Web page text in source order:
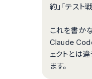
約」「テスト戦
これを書かな
Claude
ェクトとは
ます。